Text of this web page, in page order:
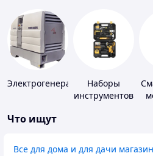
ЭлектрогенераторыНаборы
инструментов
Что ищут
Все для дома и для дачи магазин